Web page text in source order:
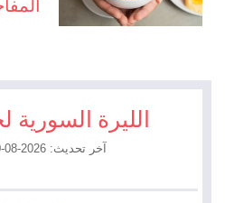
الليرة
آخر تحديث: 2026-08-10 18:00:02